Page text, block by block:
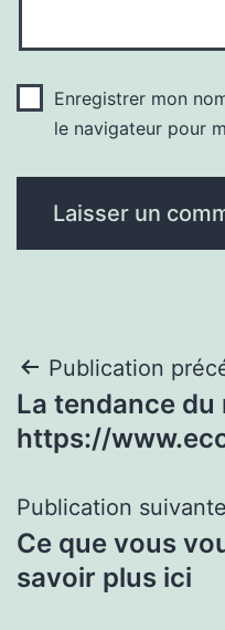
Enregistrer mon
le navigateur pour
Navigation
de
Publication
La tendance du
https://
Publication suivante
Ce que vous
savoir plus ici